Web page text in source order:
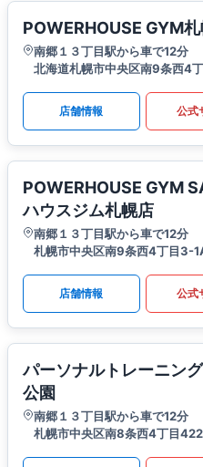
POWERHOUSE GYM
南郷１３丁目駅から車で12分
北海道札幌市中央区南9条西4
店舗情報 公式
POWERHOUSE GYM
ハウスジム札幌店
南郷１３丁目駅から車で12分
札幌市中央区南9条西4丁目3-
店舗情報 公式
パーソナルトレーニン
公園
南郷１３丁目駅から車で12分
札幌市中央区南8条西4丁目